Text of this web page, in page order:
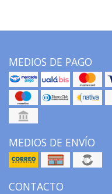
MEDIOS DE PAGO
MEDIOS DE ENVÍO
CONTACTO